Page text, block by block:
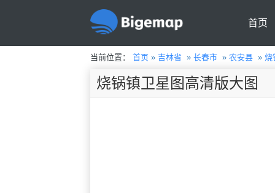
首页
当前位置： 首页» 吉林省 » 长春市» 农安县» 烧
烧锅镇卫星图高清版大图